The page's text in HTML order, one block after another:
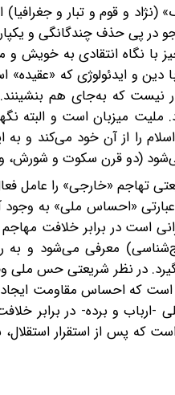
و قوم و تبار‌ و
در پی حذف چندگانگی و
نگاه انتقادی به خویش و
و ایدئولوژی که
نیست که به‌جای هم
میزبان است و البته
را از آن خود می‌کند و
(دو قرن سکوت و شورش،
«خارجی» را عامل
«احساس ملی» به‌
است در برابر خلافت مهاجم
معرفی می‌شود و به‌
بگیرد. در نظر شریعتی حس
است که احساس مقاومت
-ارباب و برده- در برابر
پس از استقرار